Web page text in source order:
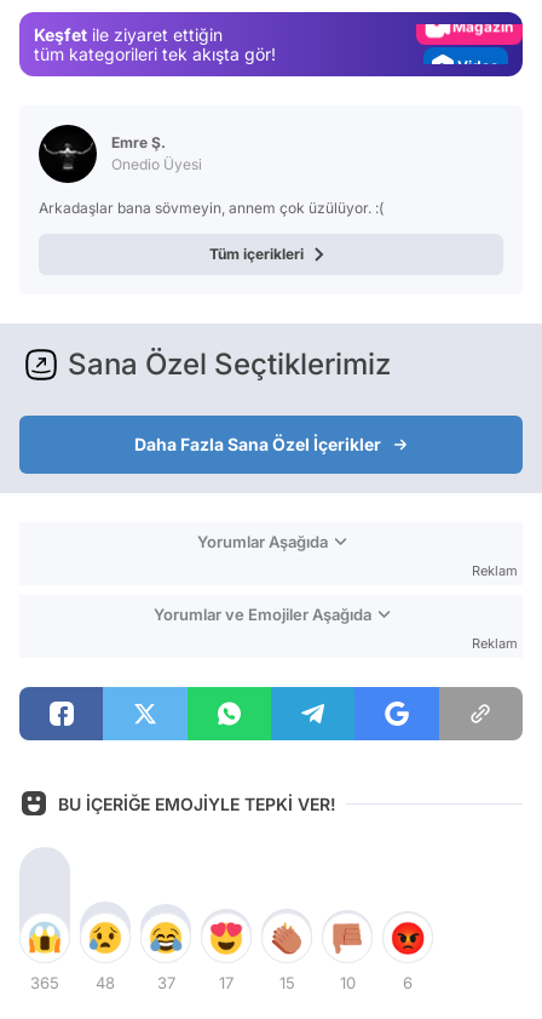
Keşfet ile ziyaret ettiğin
tüm kategorileri tek akışta gör!
Video
Emre Ş.
Onedio Üyesi
Arkadaşlar bana sövmeyin, annem çok üzülüyor. :(
Tüm içerikleri
Sana Özel Seçtiklerimiz
Daha Fazla Sana Özel İçerikler
Yorumlar Aşağıda
Reklam
Yorumlar ve Emojiler Aşağıda
Reklam
BU İÇERİĞE EMOJİYLE TEPKİ VER!
365 48 37 17 15 10 6